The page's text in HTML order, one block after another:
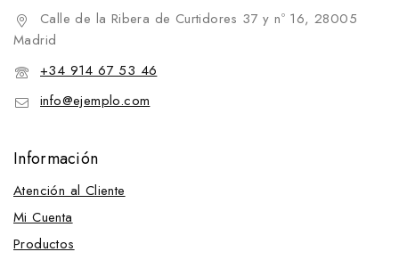
Calle de la Ribera de Curtidores 37 y nº 16, 28005
Madrid
+34 914 67 53 46
info@ejemplo.com
Información
Atención al Cliente
Mi Cuenta
Productos